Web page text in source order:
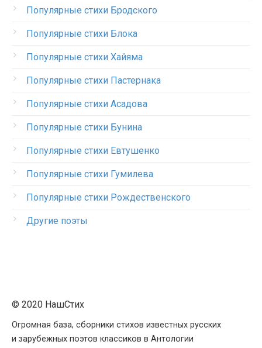
Популярные стихи Бродского
Популярные стихи Блока
Популярные стихи Хайяма
Популярные стихи Пастернака
Популярные стихи Асадова
Популярные стихи Бунина
Популярные стихи Евтушенко
Популярные стихи Гумилева
Популярные стихи Рождественского
Другие поэты
© 2020 НашСтих
Огромная база, сборники стихов известных русских
и зарубежных поэтов классиков в Антологии